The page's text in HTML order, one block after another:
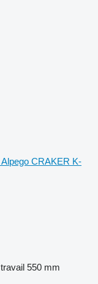
CRAKER K-
550 mm